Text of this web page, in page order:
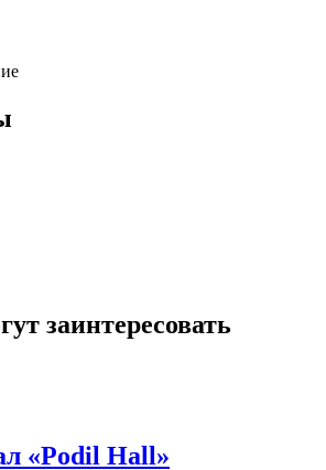
заинтересовать
«Podil Hall»